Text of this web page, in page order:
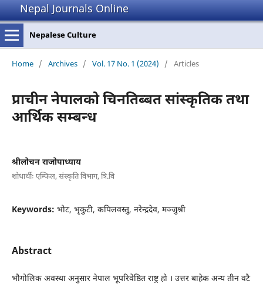
Nepal Journals Online
Nepalese Culture
Home / Archives / Vol. 17 No. 1 (2024) / Articles
प्राचीन नेपालको चिनतिब्बत सांस्कृतिक तथा
आर्थिक सम्बन्ध
श्रीलोचन राजोपाध्याय
शोधार्थीः एम्फिल, संस्कृति विभाग, त्रि.वि
Keywords: भोट, भृकुटी, कपिलवस्तु, नरेन्द्रदेव, मञ्जुश्री
Abstract
भौगोलिक अवस्था अनुसार नेपाल भूपरिवेष्ठित राष्ट्र हो । उत्तर बाहेक अन्य तीन वटै